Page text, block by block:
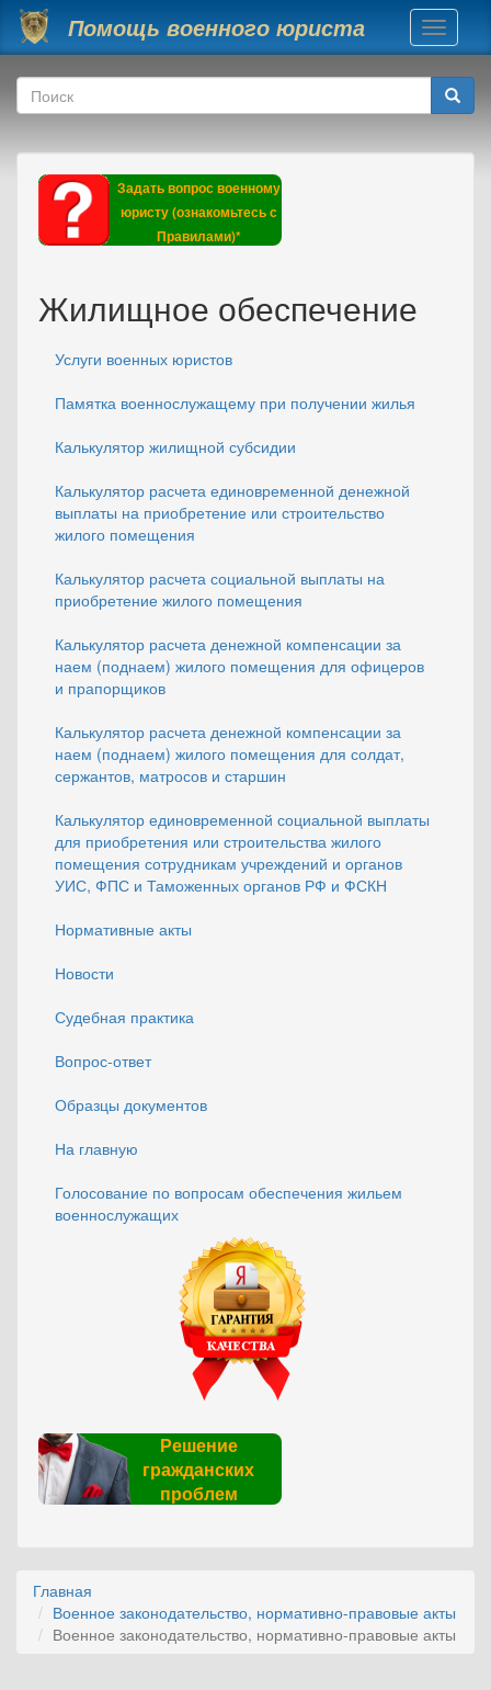
Перейти к основному содержанию
Помощь военного юриста
Toggle
Форма поиска
Поиск
Задать вопрос военному
юристу (ознакомьтесь с
Правилами)*
Жилищное обеспечение
Услуги военных юристов
Памятка военнослужащему при получении жилья
Калькулятор жилищной субсидии
Калькулятор расчета единовременной денежной
выплаты на приобретение или строительство
жилого помещения
Калькулятор расчета социальной выплаты на
приобретение жилого помещения
Калькулятор расчета денежной компенсации за
наем (поднаем) жилого помещения для офицеров
и прапорщиков
Калькулятор расчета денежной компенсации за
наем (поднаем) жилого помещения для солдат,
сержантов, матросов и старшин
Калькулятор единовременной социальной выплаты
для приобретения или строительства жилого
помещения сотрудникам учреждений и органов
УИС, ФПС и Таможенных органов РФ и ФСКН
Нормативные акты
Новости
Судебная практика
Вопрос-ответ
Образцы документов
На главную
Голосование по вопросам обеспечения жильем
военнослужащих
Решение
гражданских
проблем
Главная
Военное законодательство, нормативно-правовые акты
Военное законодательство, нормативно-правовые акты